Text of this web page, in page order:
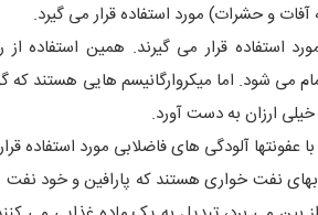
و حشرات) مورد استفاده قرار می گیرد.
استفاده قرار می گیرند. همین استفاده از
می شود. اما میکروارگانیسم هایی هستند که
ارزان به دست آورد.
آلودگی های فاضلابی مورد استفاده
نفت خواری هستند که پارافین و خود نفت